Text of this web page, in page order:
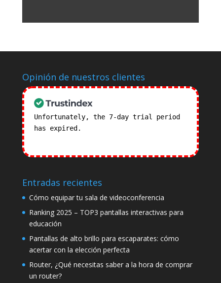
Opinión de nuestros clientes
Unfortunately, the 7-day trial period
has expired.
Entradas recientes
Cómo equipar tu sala de videoconferencia
Ranking 2025 – TOP3 pantallas interactivas para
educación
Pantallas de alto brillo para escaparates: cómo
acertar con la elección perfecta
Router, ¿Qué necesitas saber a la hora de comprar
un router?